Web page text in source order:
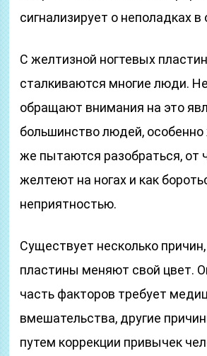
сигнализирует о неполадках в
С желтизной ногтевых пластин
сталкиваются многие люди.
обращают внимания на это
большинство людей,
же пытаются разобраться, от
желтеют на ногах и как
неприятностью.
Существует несколько
пластины меняют свой цвет.
часть факторов требует
вмешательства, другие
путем коррекции привычек